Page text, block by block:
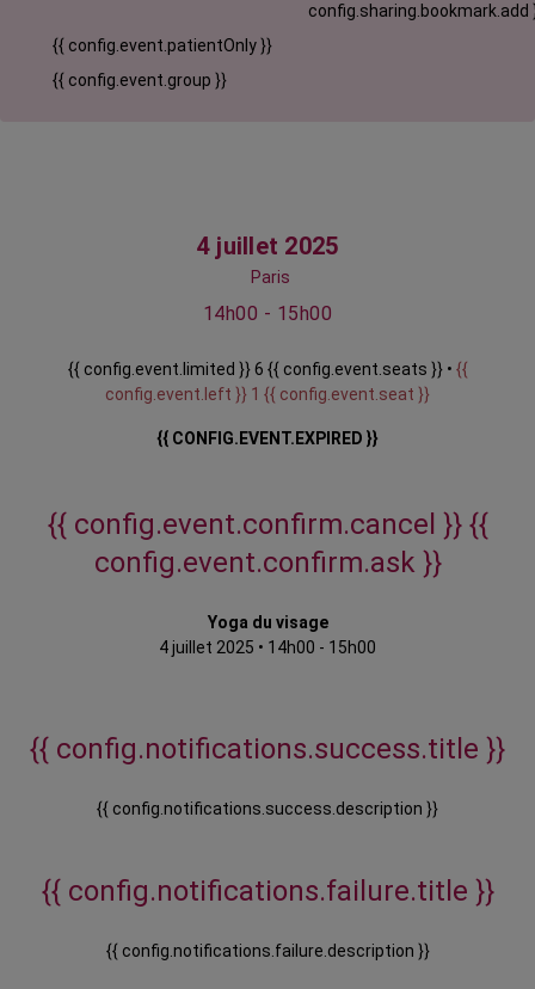
config.sharing.bookmark.add
{{ config.event.patientOnly }}
{{ config.event.group }}
4 juillet 2025
Paris
14h00 - 15h00
{{ config.event.limited }} 6 {{ config.event.seats }} • {{
config.event.left }} 1 {{ config.event.seat }}
{{ CONFIG.EVENT.EXPIRED }}
{{ config.event.confirm.cancel }} {{
config.event.confirm.ask }}
Yoga du visage
4 juillet 2025 • 14h00 - 15h00
{{ config.notifications.success.title }}
{{ config.notifications.success.description }}
{{ config.notifications.failure.title }}
{{ config.notifications.failure.description }}